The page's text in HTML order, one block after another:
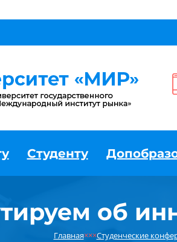
Студенту
об
Главная×××Студенческие